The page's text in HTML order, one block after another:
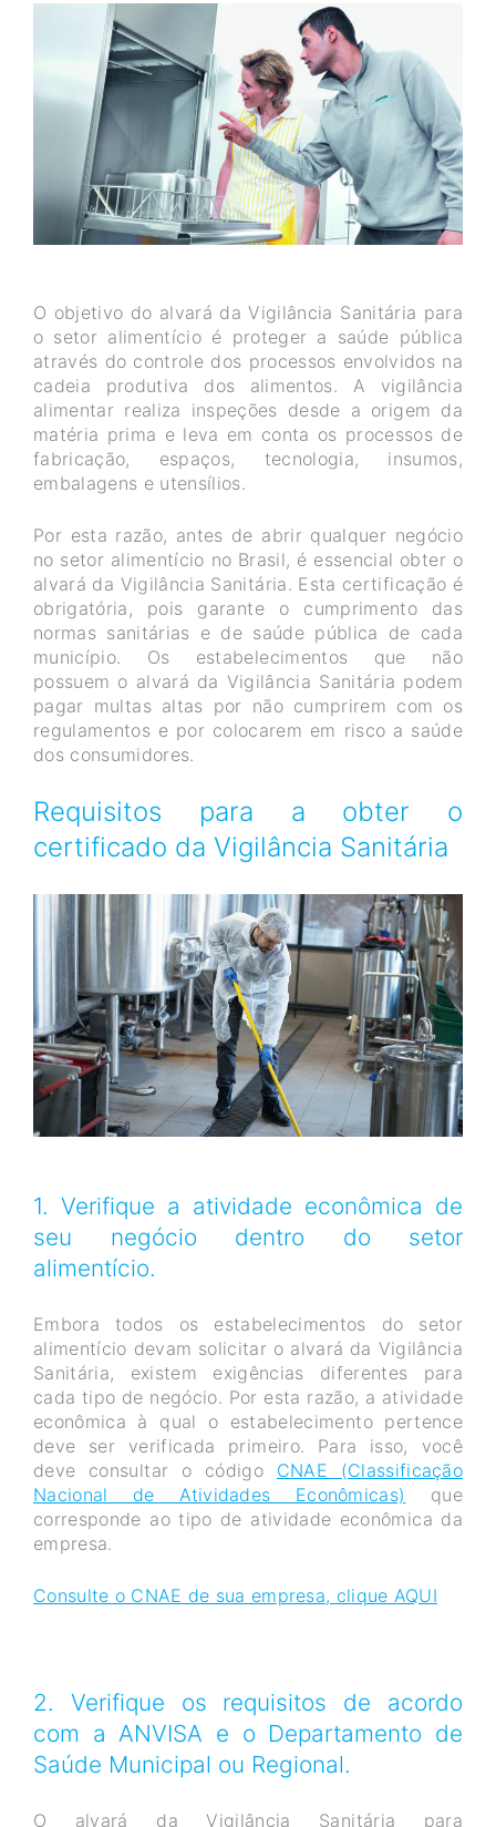
O objetivo do alvará da Vigilância Sanitária para
o setor alimentício é proteger a saúde pública
através do controle dos processos envolvidos na
cadeia produtiva dos alimentos. A vigilância
alimentar realiza inspeções desde a origem da
matéria prima e leva em conta os processos de
fabricação, espaços, tecnologia, insumos,
embalagens e utensílios.
Por esta razão, antes de abrir qualquer negócio
no setor alimentício no Brasil, é essencial obter o
alvará da Vigilância Sanitária. Esta certificação é
obrigatória, pois garante o cumprimento das
normas sanitárias e de saúde pública de cada
município. Os estabelecimentos que não
possuem o alvará da Vigilância Sanitária podem
pagar multas altas por não cumprirem com os
regulamentos e por colocarem em risco a saúde
dos consumidores.
Requisitos para a obter o
certificado da Vigilância Sanitária
1. Verifique a atividade econômica de
seu negócio dentro do setor
alimentício.
Embora todos os estabelecimentos do setor
alimentício devam solicitar o alvará da Vigilância
Sanitária, existem exigências diferentes para
cada tipo de negócio. Por esta razão, a atividade
econômica à qual o estabelecimento pertence
deve ser verificada primeiro. Para isso, você
deve consultar o código CNAE (Classificação
Nacional de Atividades Econômicas)
que
corresponde ao tipo de atividade econômica da
empresa.
Consulte o CNAE de sua empresa, clique AQUI
2. Verifique os requisitos de acordo
com a ANVISA e o Departamento de
Saúde Municipal ou Regional.
O alvará da Vigilância Sanitária para